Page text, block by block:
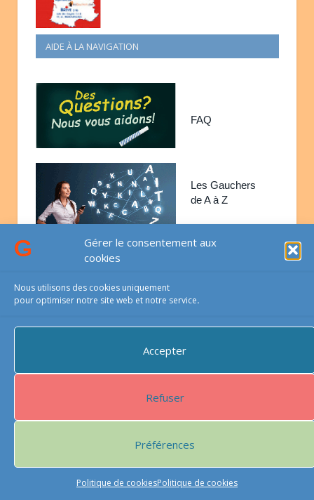
Gérer le consentement aux
cookies
Nous utilisons des cookies uniquement
pour optimiser notre site web et notre service.
Accepter
Refuser
Préférences
Politique de cookiesPolitique de cookies
AIDE À LA NAVIGATION
FAQ
Les Gauchers
de A à Z
ANECDOTES & PARTAGES
Les paroles s’envolent… les écrits restent !